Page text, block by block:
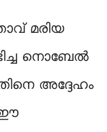
മരിയ
നൊബേൽ
അദ്ദേഹം
ഈ